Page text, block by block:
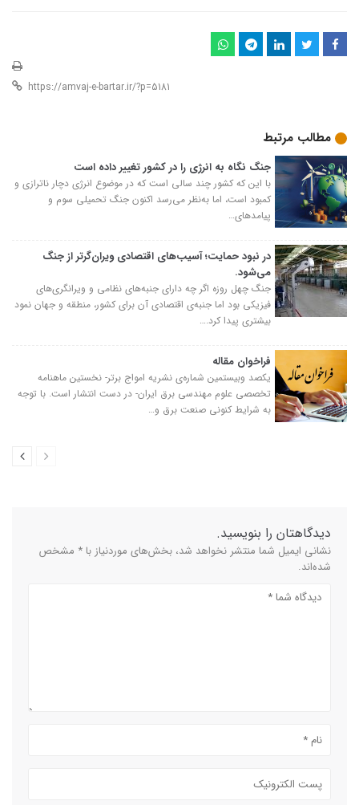
مطالب مرتبط
جنگ نگاه به انرژی را در کشور تغییر داده است
با این که کشور چند سالی است که در موضوع انرژی دچار ناترازی و
کمبود است، اما به‌نظر می‌رسد اکنون جنگ تحمیلی سوم و
پیامدهای…
در نبود حمایت؛ آسیب‌های اقتصادی ویران‌گرتر از جنگ
می‌شود.
جنگ چهل روزه اگر چه دارای جنبه‌های نظامی و ویرانگری‌های
فیزیکی بود اما جنبه‌ی اقتصادی آن برای کشور، منطقه و جهان نمود
بیشتری پیدا کرد.…
فراخوان مقاله
یکصد وبیستمین شماره‌ی نشریه امواج برتر- نخستین ماهنامه
تخصصی علوم مهندسی برق ایران- در دست انتشار است. با توجه
به شرایط کنونی صنعت برق و…
دیدگاهتان را بنویسید.
نشانی ایمیل شما منتشر نخواهد شد، بخش‌های موردنیاز با * مشخص
شده‌اند.